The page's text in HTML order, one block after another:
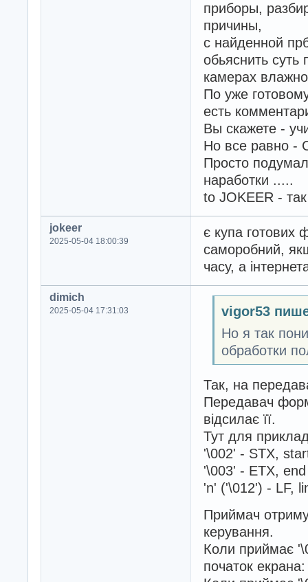
приборы,
причины,
с найденной
обьяснить
камерах
По уже
есть
Вы скажете -
Но все равно
Просто
наработки .....
to JOKEER -
jokeer
2025-05-04 18:00:39
є купа готових
саморобний,
часу, а
dimich
2025-05-04 17:31:03
vigor53
Но я так
обработки
Так, на
Передавач
відсилає її.
Тут для
'\002' - STX,
'\003' - ETX,
'n' ('\012') - LF,
Приймач
керування.
Коли приймає
початок